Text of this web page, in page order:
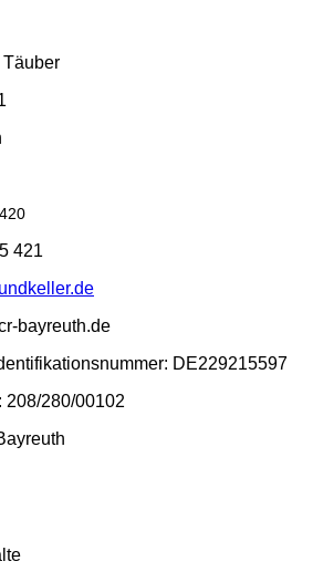
Täuber
421
bayreuth.de
DE229215597
208/280/00102